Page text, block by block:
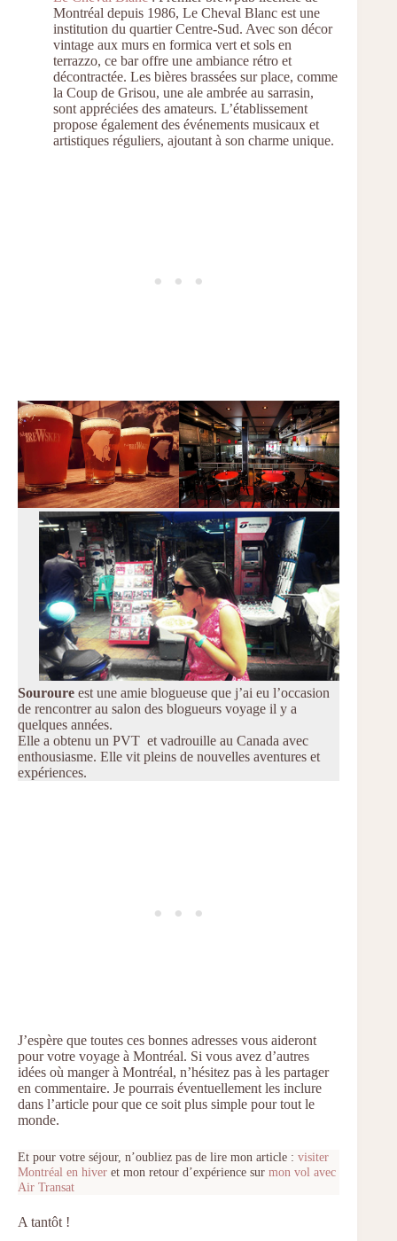
Montréal depuis 1986, Le Cheval Blanc est une
institution du quartier Centre-Sud. Avec son décor
vintage aux murs en formica vert et sols en
terrazzo, ce bar offre une ambiance rétro et
décontractée. Les bières brassées sur place, comme
la Coup de Grisou, une ale ambrée au sarrasin,
sont appréciées des amateurs. L’établissement
propose également des événements musicaux et
artistiques réguliers, ajoutant à son charme unique.
Souroure est une amie blogueuse que j’ai eu l’occasion
de rencontrer au salon des blogueurs voyage il y a
quelques années.
Elle a obtenu un PVT et vadrouille au Canada avec
enthousiasme. Elle vit pleins de nouvelles aventures et
expériences.
J’espère que toutes ces bonnes adresses vous aideront
pour votre voyage à Montréal. Si vous avez d’autres
idées où manger à Montréal, n’hésitez pas à les partager
en commentaire. Je pourrais éventuellement les inclure
dans l’article pour que ce soit plus simple pour tout le
monde.
Et pour votre séjour, n’oubliez pas de lire mon article : visiter
Montréal en hiver et mon retour d’expérience sur mon vol avec
Air Transat
A tantôt !